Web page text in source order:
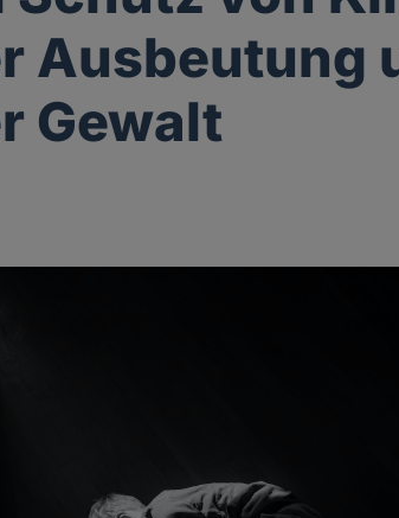
Ausbeutung
Gewalt